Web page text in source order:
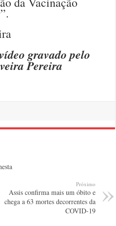
gravado pelo
Pereira
Próximo
Assis confirma mais um óbito e
chega a 63 mortes decorrentes da
COVID-19